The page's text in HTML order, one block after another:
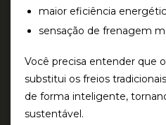
maior eficiência
sensação de frenagem
Você precisa entender que
substitui os freios
de forma inteligente,
sustentável.